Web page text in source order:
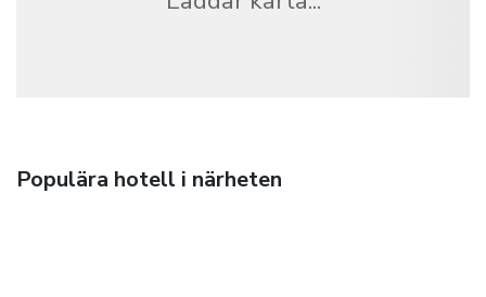
Populära hotell i närheten